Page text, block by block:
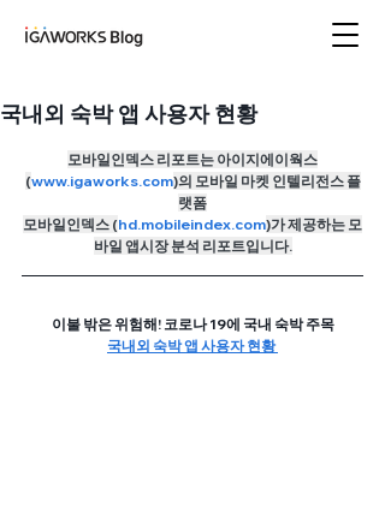
국내외 숙박 앱 사용자 현황
모바일인덱스 리포트는 아이지에이웍스
(www.igaworks.com)의 모바일 마켓 인텔리전스 플
랫폼
모바일인덱스 (hd.mobileindex.com)가 제공하는 모
바일 앱시장 분석 리포트입니다.
이불 밖은 위험해! 코로나 19에 국내 숙박 주목
국내외 숙박 앱 사용자 현황